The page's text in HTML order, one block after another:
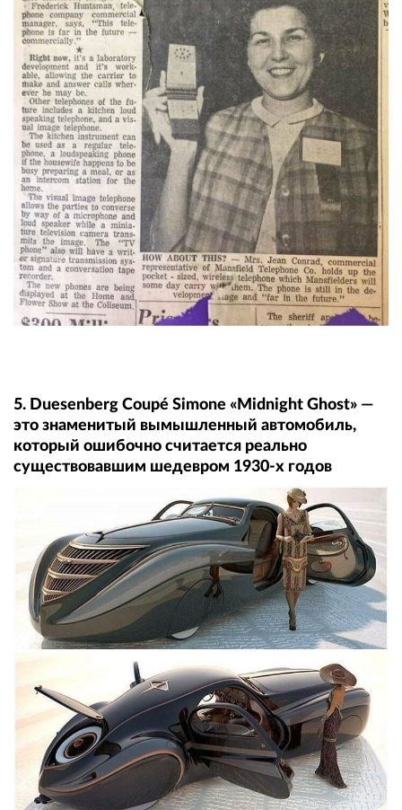
5. Duesenberg Coupé Simone «Midnight Ghost» —
это знаменитый вымышленный автомобиль,
который ошибочно считается реально
существовавшим шедевром 1930-х годов